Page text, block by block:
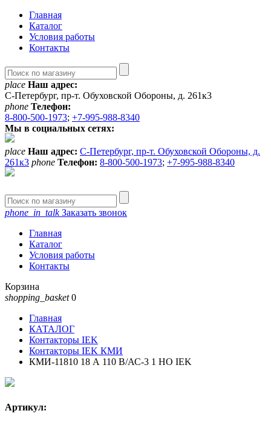
Главная
Каталог
Условия работы
Контакты
place Наш адрес:
С-Петербург, пр-т. Обуховской Обороны, д. 261к3
phone Телефон:
8-800-500-1973; +7-995-988-8340
Мы в социальных сетях:
place Наш адрес: С-Петербург, пр-т. Обуховской Обороны, д.
261к3 phone Телефон: 8-800-500-1973; +7-995-988-8340
phone_in_talkЗаказать звонок
Главная
Каталог
Условия работы
Контакты
Корзина
shopping_basket 0
Главная
КАТАЛОГ
Контакторы IEK
Контакторы IEK КМИ
КМИ-11810 18 А 110 В/АС-3 1 НО IEK
Артикул: